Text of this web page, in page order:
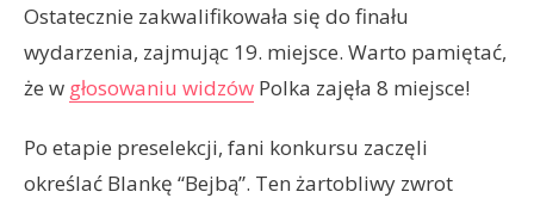
Ostatecznie zakwalifikowała się do finału
wydarzenia, zajmując 19. miejsce. Warto pamiętać,
że w głosowaniu widzów Polka zajęła 8 miejsce!
Po etapie preselekcji, fani konkursu zaczęli
określać Blankę “Bejbą”. Ten żartobliwy zwrot